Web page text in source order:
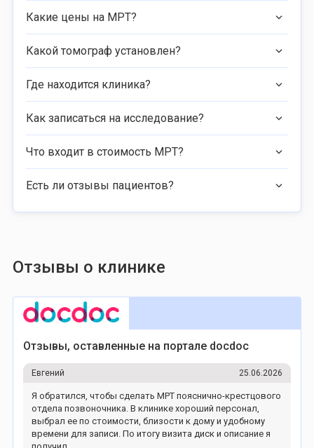
Какие цены на МРТ?
Какой томограф установлен?
Где находится клиника?
Как записаться на исследование?
Что входит в стоимость МРТ?
Есть ли отзывы пациентов?
Отзывы о клинике
Отзывы, оставленные на портале docdoc
Евгений 25.06.2026
Я обратился, чтобы сделать МРТ пояснично-крестцового
отдела позвоночника. В клинике хороший персонал,
выбрал ее по стоимости, близости к дому и удобному
времени для записи. По итогу визита диск и описание я